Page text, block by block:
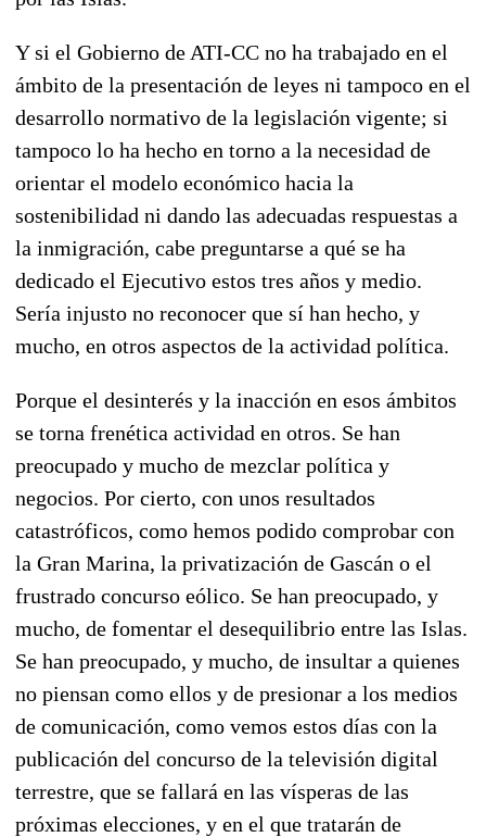
Y si el Gobierno de ATI-CC no ha trabajado en el
ámbito de la presentación de leyes ni tampoco en el
desarrollo normativo de la legislación vigente; si
tampoco lo ha hecho en torno a la necesidad de
orientar el modelo económico hacia la
sostenibilidad ni dando las adecuadas respuestas a
la inmigración, cabe preguntarse a qué se ha
dedicado el Ejecutivo estos tres años y medio.
Sería injusto no reconocer que sí han hecho, y
mucho, en otros aspectos de la actividad política.
Porque el desinterés y la inacción en esos ámbitos
se torna frenética actividad en otros. Se han
preocupado y mucho de mezclar política y
negocios. Por cierto, con unos resultados
catastróficos, como hemos podido comprobar con
la Gran Marina, la privatización de Gascán o el
frustrado concurso eólico. Se han preocupado, y
mucho, de fomentar el desequilibrio entre las Islas.
Se han preocupado, y mucho, de insultar a quienes
no piensan como ellos y de presionar a los medios
de comunicación, como vemos estos días con la
publicación del concurso de la televisión digital
terrestre, que se fallará en las vísperas de las
próximas elecciones, y en el que tratarán de